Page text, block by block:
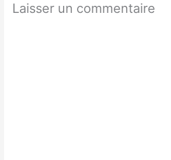
Laisser un commentaire